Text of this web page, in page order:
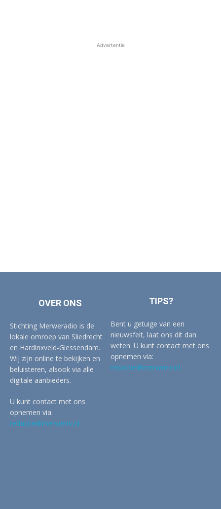
Advertentie
OVER ONS
Stichting Merweradio is de
lokale omroep van Sliedrecht
en Hardinxveld-Giessendam.
Wij zijn online te bekijken en
beluisteren, alsook via alle
digitale aanbieders.
U kunt contact met ons
opnemen via:
redactie@merwertv.nl
TIPS?
Bent u getuige van een
nieuwsfeit, laat ons dit dan
weten. U kunt contact met ons
opnemen via:
redactie@merwertv.nl